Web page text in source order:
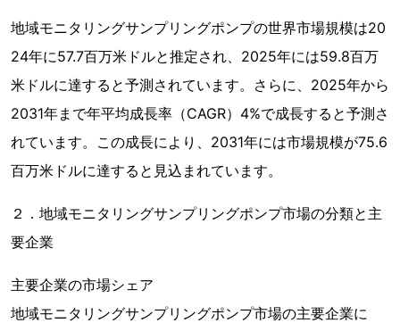
地域モニタリングサンプリングポンプの世界市場規模は20
24年に57.7百万米ドルと推定され、2025年には59.8百万
米ドルに達すると予測されています。さらに、2025年から
2031年まで年平均成長率（CAGR）4%で成長すると予測さ
れています。この成長により、2031年には市場規模が75.6
百万米ドルに達すると見込まれています。
２．地域モニタリングサンプリングポンプ市場の分類と主
要企業
主要企業の市場シェア
地域モニタリングサンプリングポンプ市場の主要企業に